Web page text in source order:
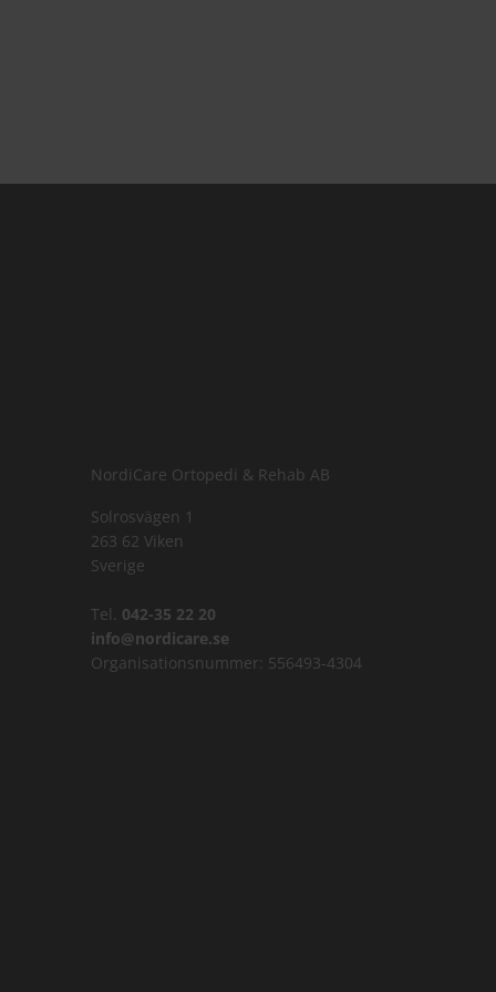
NordiCare Ortopedi & Rehab AB
Solrosvägen 1
263 62 Viken
Sverige
Tel. 042-35 22 20
info@nordicare.se
Organisationsnummer: 556493-4304